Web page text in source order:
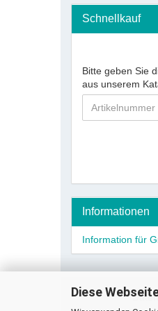
Diese
Schnellkauf
Bitte geben Sie
aus unserem
Informationen
Information für